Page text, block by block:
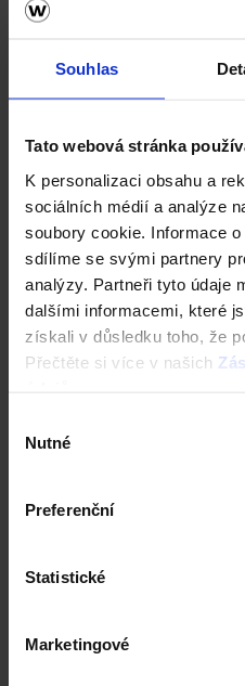
Souhlas
Tato webová stránka
K personalizaci obsahu a
sociálních médií a analýze
soubory cookie. Informace
sdílíme se svými partnery
analýzy. Partneři tyto údaje
dalšími informacemi, které
získali v důsledku toho, že
Přečtěte si více v našich
souhlasu
Nutné
Preferenční
Statistické
Marketingové
Zajímá vás kde
a
MAPA
Centrum
Prohlédněte si dokumenty
keramickým a